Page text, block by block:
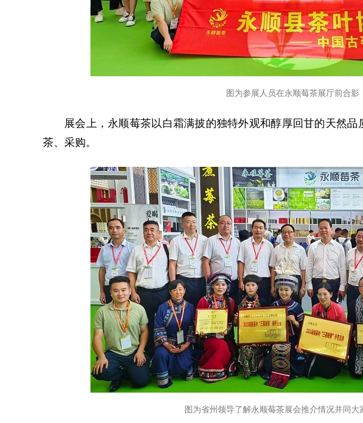
图为参展人员在永顺莓茶展厅前合影
展会上，永顺莓茶以白霜满披的独特外观和醇厚回甘的天然
茶、采购。
图为省州领导了解永顺莓茶展会推介情况并同大